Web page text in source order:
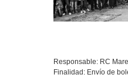
Responsable: RC
Finalidad: Envío de